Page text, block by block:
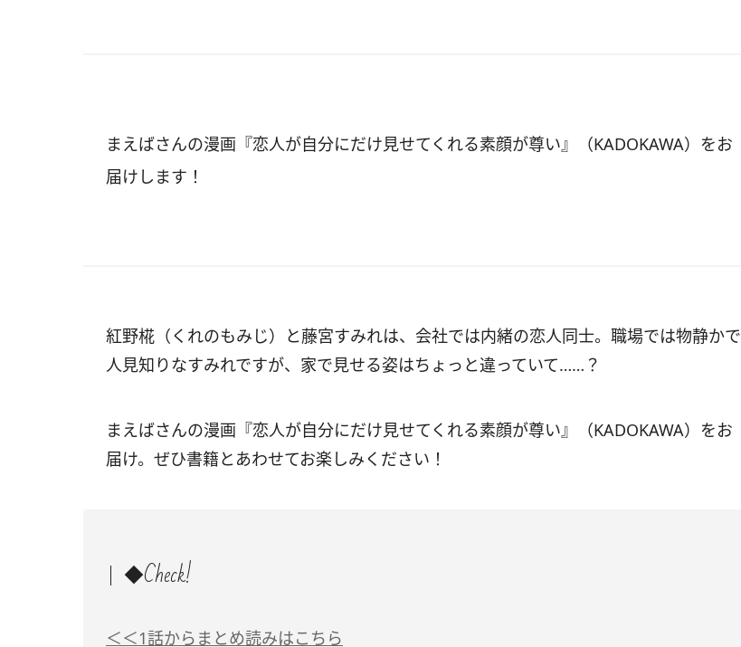
まえばさんの漫画『恋人が自分にだけ見せてくれる素顔が尊い』（KADOKAWA）をお
届けします！
紅野椛（くれのもみじ）と藤宮すみれは、会社では内緒の恋人同士。職場では物静かで
人見知りなすみれですが、家で見せる姿はちょっと違っていて……？
まえばさんの漫画『恋人が自分にだけ見せてくれる素顔が尊い』（KADOKAWA）をお
届け。ぜひ書籍とあわせてお楽しみください！
◆Check!
＜＜1話からまとめ読みはこちら